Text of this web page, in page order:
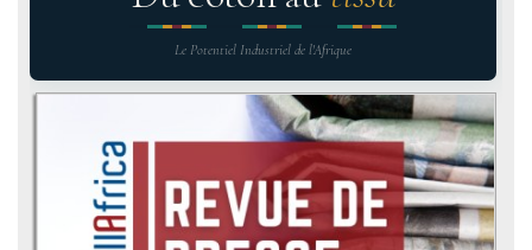
Le Potentiel Industriel de l'Afrique